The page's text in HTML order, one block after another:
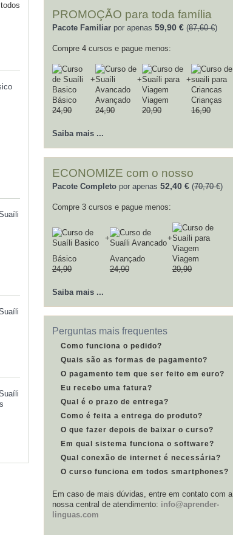
PROMOÇÃO para toda família
Pacote Familiarpor apenas 59,90 € (87,60 €)
Compre 4 cursos e pague menos:
+ + +
Básico Avançado Viagem
Crianças
24,90
24,90 20,90 16,90
Saiba mais ...
ECONOMIZE com o nosso
Pacote Completopor apenas 52,40 €(70,70 €)
Compre 3 cursos e pague menos:
+ +
Básico Avançado
Viagem
24,90
24,90 20,90
Saiba mais ...
Perguntas mais frequentes
Como funciona o pedido?
Quais são as formas de pagamento?
O pagamento tem que ser feito em euro?
Eu recebo uma fatura?
Qual é o prazo de entrega?
Como é feita a entrega do produto?
O que fazer depois de baixar o curso?
Em qual sistema funciona o software?
Qual conexão de internet é necessária?
O curso funciona em todos smartphones?
Em caso de mais dúvidas, entre em contato com a
nossa central de atendimento: info@aprender-
linguas.com